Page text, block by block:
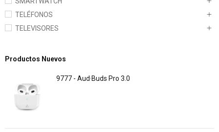
TELÉFONOS
TELEVISORES
Productos Nuevos
9777 - Aud·Buds Pro 3.0